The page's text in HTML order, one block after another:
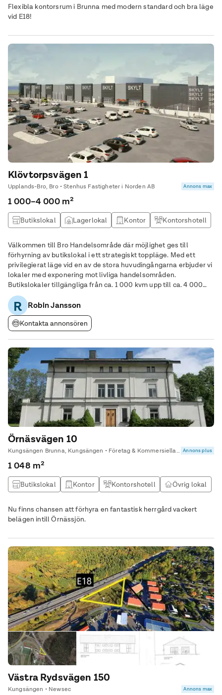
Flexibla kontorsrum i Brunna med modern standard och bra läge
vid E18!
Klövtorpsvägen 1
Upplands-Bro, Bro • Stenhus Fastigheter i Norden AB Annons max
1 000–4 000 m²
Butikslokal Lagerlokal Kontor Kontorshotell
Välkommen till Bro Handelsområde där möjlighet ges till
förhyrning av butikslokal i ett strategiskt toppläge. Med ett
privilegierat läge vid en av de stora huvudingångarna erbjuder vi
lokaler med exponering mot livliga handelsområden.
Butikslokaler tillgängliga från ca. 1 000 kvm upp till ca. 4 000
kvm, vilket ger flexibilitet för olika verksamhetsbehov. Generösa
skyltfönster som lockar
R Robin Jansson
Kontakta annonsören
Örnäsvägen 10
Kungsängen Brunna, Kungsängen • Företag & Kommersiella fastigheter Annons plus
1 048 m²
Butikslokal Kontor Kontorshotell Övrig lokal
Nu finns chansen att förhyra en fantastisk herrgård vackert
belägen intill Örnässjön.
Västra Rydsvägen 150
Kungsängen • Newsec Annons max